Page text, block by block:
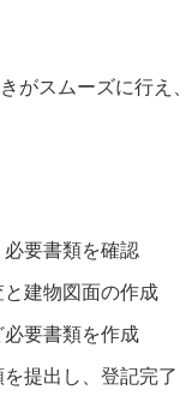
がスムーズに行え、
要書類を確認
建物図面の作成
要書類を作成
提出し、登記完了